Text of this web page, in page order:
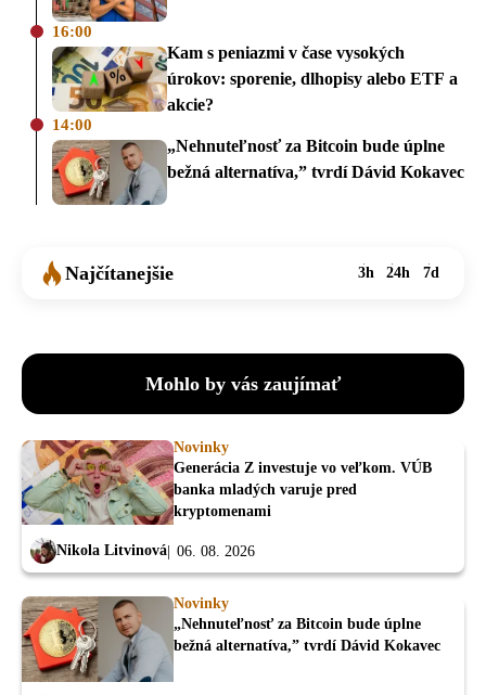
16:00
Kam s peniazmi v čase vysokých
úrokov: sporenie, dlhopisy alebo ETF a
akcie?
14:00
„Nehnuteľnosť za Bitcoin bude úplne
bežná alternatíva,” tvrdí Dávid Kokavec
Najčítanejšie 3h 24h 7d
Mohlo by vás zaujímať
Novinky
Generácia Z investuje vo veľkom. VÚB
banka mladých varuje pred
kryptomenami
Nikola Litvinová 06. 08. 2026
Novinky
„Nehnuteľnosť za Bitcoin bude úplne
bežná alternatíva,” tvrdí Dávid Kokavec